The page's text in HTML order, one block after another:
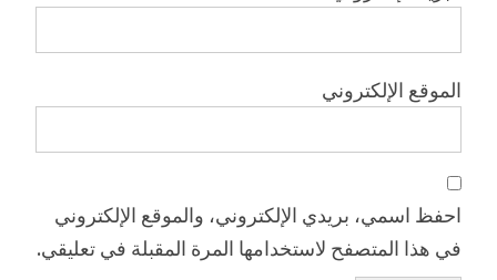
الموقع الإلكتروني
احفظ اسمي، بريدي الإلكتروني، والموقع الإلكتروني
في هذا المتصفح لاستخدامها المرة المقبلة في تعليقي.